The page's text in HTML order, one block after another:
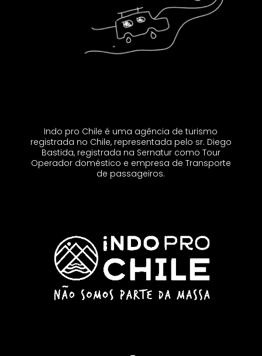
Indo pro Chile é uma agência de turismo
registrada no Chile, representada pelo sr. Diego
Bastida, registrada na Sernatur como Tour
Operador doméstico e empresa de Transporte
de passageiros.